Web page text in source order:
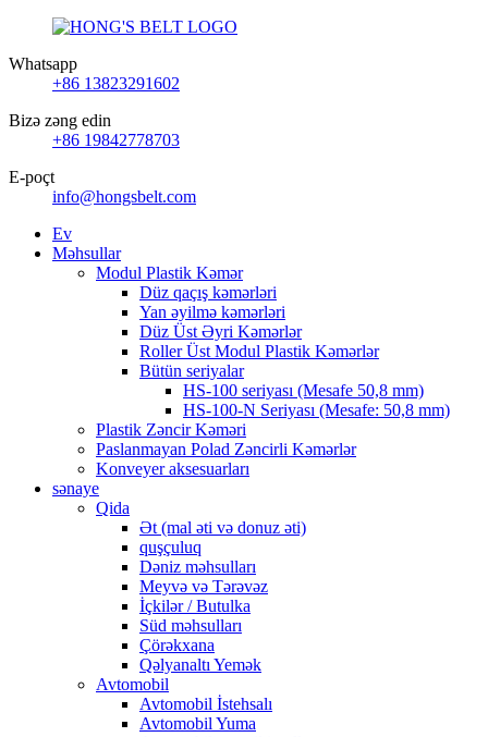
Whatsapp
+86 13823291602
Bizə zəng edin
+86 19842778703
E-poçt
info@hongsbelt.com
Ev
Məhsullar
Modul Plastik Kəmər
Düz qaçış kəmərləri
Yan əyilmə kəmərləri
Düz Üst Əyri Kəmərlər
Roller Üst Modul Plastik Kəmərlər
Bütün seriyalar
HS-100 seriyası (Mesafe 50,8 mm)
HS-100-N Seriyası (Mesafe: 50,8 mm)
Plastik Zəncir Kəməri
Paslanmayan Polad Zəncirli Kəmərlər
Konveyer aksesuarları
sənaye
Qida
Ət (mal əti və donuz əti)
quşçuluq
Dəniz məhsulları
Meyvə və Tərəvəz
İçkilər / Butulka
Süd məhsulları
Çörəkxana
Qəlyanaltı Yemək
Avtomobil
Avtomobil İstehsalı
Avtomobil Yuma